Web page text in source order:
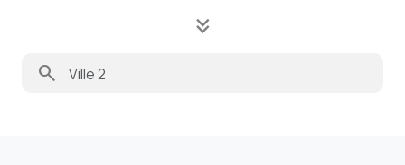
keyboard_double_arrow_down
search